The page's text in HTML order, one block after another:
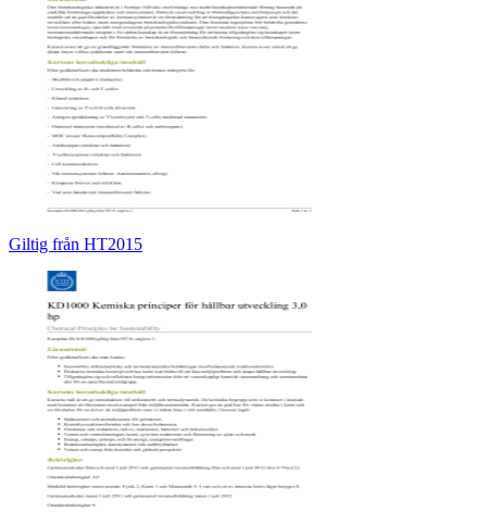
Giltig från HT2015